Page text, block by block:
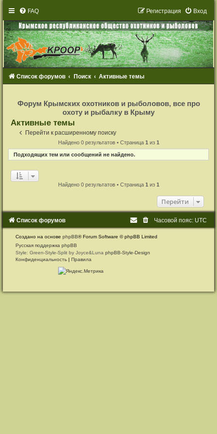
FAQ Вход
Регистрация
Список форумов Поиск Активные темы
с
т
и
я
Форум Крымских охотников и рыболовов, все про
охоту и рыбалку в Крыму
Активные темы
Перейти к расширенному поиску
Найдено 0 результатов • Страница 1 из 1
Подходящих тем или сообщений не найдено.
Найдено 0 результатов • Страница 1 из 1
Перейти
Список форумов Часовой пояс: UTC
Создано на основеphpBB® Forum Software © phpBB Limited
Русская поддержка phpBB
Style: Green-Style-Split by Joyce&LunaphpBB-Style-Design
Конфиденциальность |Правила